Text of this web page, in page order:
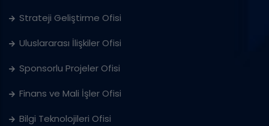
Strateji Geliştirme Ofisi
Uluslararası İlişkiler Ofisi
Sponsorlu Projeler Ofisi
Finans ve Mali İşler Ofisi
Bilgi Teknolojileri Ofisi